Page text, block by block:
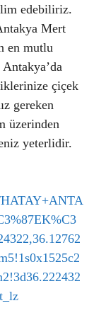
edebiliriz.
Mert
en mutlu
çiçek
gereken
üzerinden
yeterlidir.
HATAY+ANTA